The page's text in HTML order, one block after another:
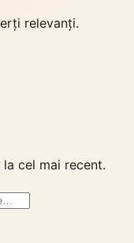
relevanți.
cel mai recent.